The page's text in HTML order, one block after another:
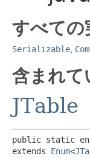
すべての
Serializable
含まれて
JTable
public static
extends Enum<